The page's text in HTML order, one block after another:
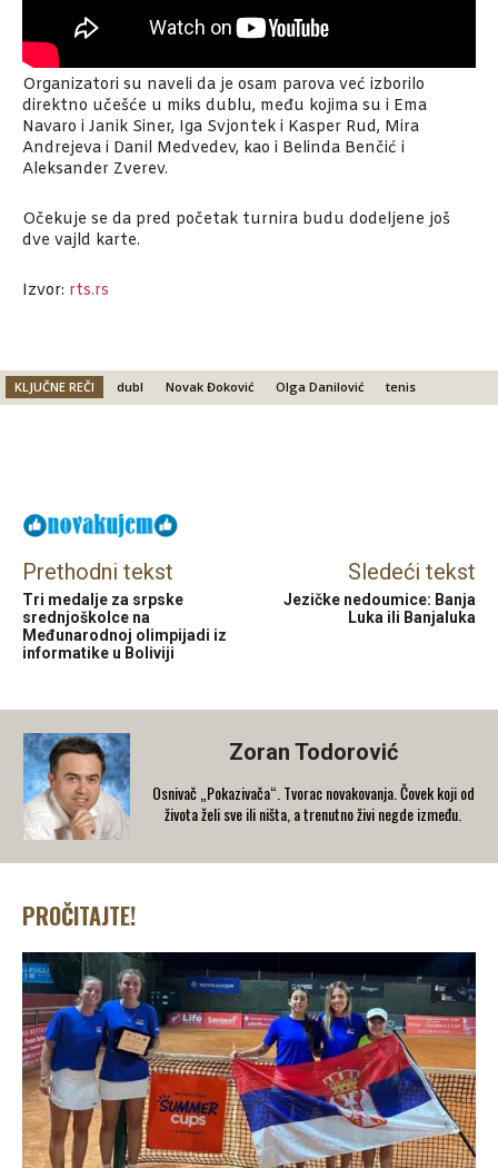
Organizatori su naveli da je osam parova već izborilo
direktno učešće u miks dublu, među kojima su i Ema
Navaro i Janik Siner, Iga Svjontek i Kasper Rud, Mira
Andrejeva i Danil Medvedev, kao i Belinda Benčić i
Aleksander Zverev.
Očekuje se da pred početak turnira budu dodeljene još
dve vajld karte.
Izvor: rts.rs
KLJUČNE REČI dubl Novak Đoković Olga Danilović tenis
Prethodni tekst
Tri medalje za srpske
srednjoškolce na
Međunarodnoj olimpijadi iz
informatike u Boliviji
Sledeći tekst
Jezičke nedoumice: Banja
Luka ili Banjaluka
Zoran Todorović
Osnivač „Pokazivača“. Tvorac novakovanja. Čovek koji od
života želi sve ili ništa, a trenutno živi negde između.
PROČITAJTE!